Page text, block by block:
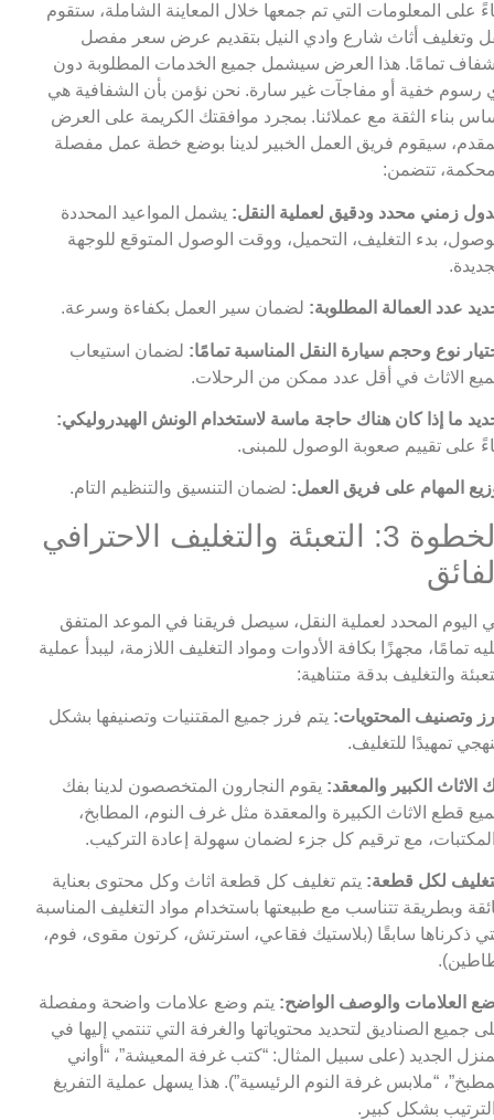
على المعلومات التي تم جمعها خلال المعاينة الشاملة، ستقوم
وتغليف أثاث شارع وادي النيل بتقديم عرض سعر مفصل
تمامًا. هذا العرض سيشمل جميع الخدمات المطلوبة دون
رسوم خفية أو مفاجآت غير سارة. نحن نؤمن بأن الشفافية هي
بناء الثقة مع عملائنا. بمجرد موافقتك الكريمة على العرض
سيقوم فريق العمل الخبير لدينا بوضع خطة عمل مفصلة
تتضمن:
زمني محدد ودقيق لعملية النقل: يشمل المواعيد المحددة
بدء التغليف، التحميل، ووقت الوصول المتوقع للوجهة
عدد العمالة المطلوبة: لضمان سير العمل بكفاءة وسرعة.
نوع وحجم سيارة النقل المناسبة تمامًا: لضمان استيعاب
الاثاث في أقل عدد ممكن من الرحلات.
ما إذا كان هناك حاجة ماسة لاستخدام الونش الهيدروليكي:
على تقييم صعوبة الوصول للمبنى.
المهام على فريق العمل: لضمان التنسيق والتنظيم التام.
الخطوة 3: التعبئة والتغليف الاحترافي
اليوم المحدد لعملية النقل، سيصل فريقنا في الموعد المتفق
تمامًا، مجهزًا بكافة الأدوات ومواد التغليف اللازمة، ليبدأ عملية
والتغليف بدقة متناهية:
وتصنيف المحتويات: يتم فرز جميع المقتنيات وتصنيفها بشكل
تمهيدًا للتغليف.
الاثاث الكبير والمعقد: يقوم النجارون المتخصصون لدينا بفك
قطع الاثاث الكبيرة والمعقدة مثل غرف النوم، المطابخ،
مع ترقيم كل جزء لضمان سهولة إعادة التركيب.
لكل قطعة: يتم تغليف كل قطعة اثاث وكل محتوى بعناية
وبطريقة تتناسب مع طبيعتها باستخدام مواد التغليف المناسبة
ذكرناها سابقًا (بلاستيك فقاعي، استرتش، كرتون مقوى، فوم،
العلامات والوصف الواضح: يتم وضع علامات واضحة ومفصلة
جميع الصناديق لتحديد محتوياتها والغرفة التي تنتمي إليها في
الجديد (على سبيل المثال: “كتب غرفة المعيشة”، “أواني
“ملابس غرفة النوم الرئيسية”). هذا يسهل عملية التفريغ
بشكل كبير.